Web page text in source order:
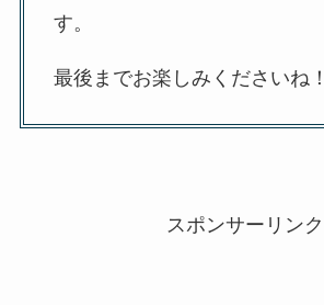
す。
最後までお楽しみくださいね！
スポンサーリンク